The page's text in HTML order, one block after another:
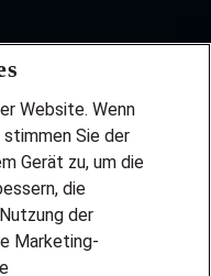
Website. Wenn
stimmen Sie der
Gerät zu, um die
die
der
Marketing-